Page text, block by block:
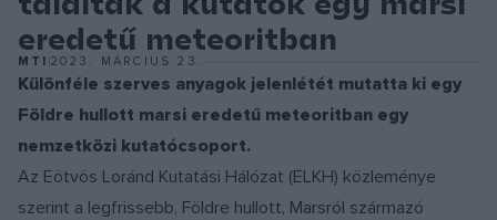
eredetű meteoritban
MTI 2023. MÁRCIUS 23.
Különféle szerves anyagok jelenlétét mutatta ki egy
Földre hullott marsi eredetű meteoritban egy
nemzetközi kutatócsoport.
Az Eötvös Loránd Kutatási Hálózat (ELKH) közleménye
szerint a legfrissebb, Földre hullott, Marsról származó